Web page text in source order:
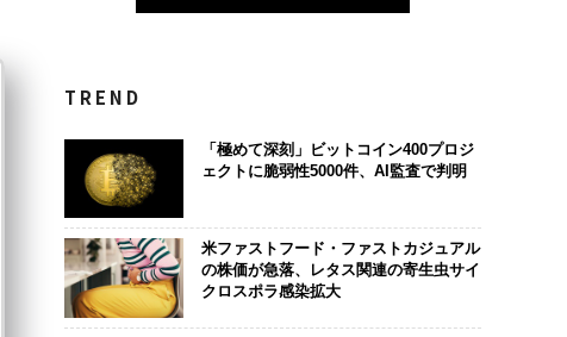
TREND
「極めて深刻」ビットコイン400プロジ
ェクトに脆弱性5000件、AI監査で判明
米ファストフード・ファストカジュアル
の株価が急落、レタス関連の寄生虫サイ
クロスポラ感染拡大